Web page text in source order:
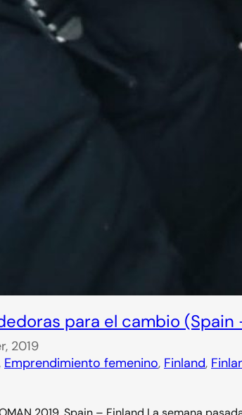
para el cambio (Spain
2019
Emprendimiento femenino, Finland,